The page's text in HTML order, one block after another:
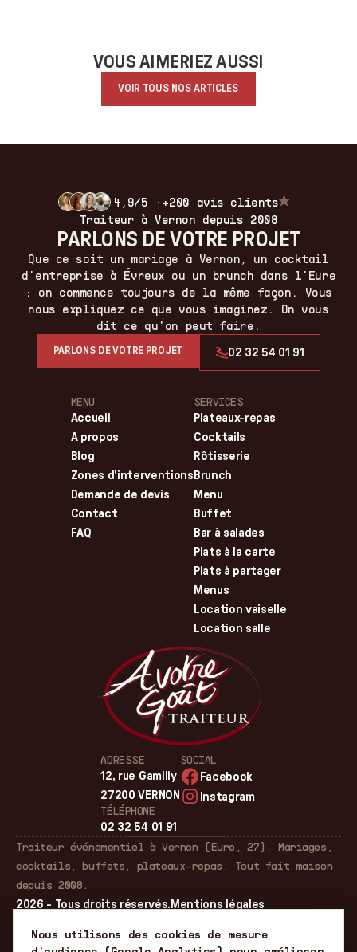
VOUS AIMERIEZ AUSSI
VOIR TOUS NOS ARTICLES
4,9/5 · +200 avis clients
Traiteur à Vernon depuis 2008
PARLONS DE VOTRE PROJET
Que ce soit un mariage à Vernon, un cocktail
d'entreprise à Évreux ou un brunch dans l'Eure
: on commence toujours de la même façon. Vous
nous expliquez ce que vous imaginez. On vous
dit ce qu'on peut faire.
PARLONS DE VOTRE PROJET 02 32 54 01 91
MENU
Accueil
A propos
Blog
Zones d'interventions
Demande de devis
Contact
FAQ
SERVICES
Plateaux-repas
Cocktails
Rôtisserie
Brunch
Menu
Buffet
Bar à salades
Plats à la carte
Plats à partager
Menus
Location vaiselle
Location salle
ADRESSE
12, rue Gamilly
27200 VERNON
TÉLÉPHONE
02 32 54 01 91
SOCIAL
Facebook
Instagram
Traiteur événementiel à Vernon (Eure, 27). Mariages,
cocktails, buffets, plateaux-repas. Tout fait maison
depuis 2008.
2026 - Tous droits réservés.Mentions légales
Nous utilisons des cookies de mesure